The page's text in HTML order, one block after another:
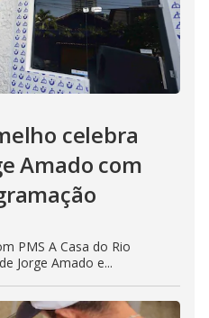
celebra
Amado com
PMS A Casa do Rio
Jorge Amado e...